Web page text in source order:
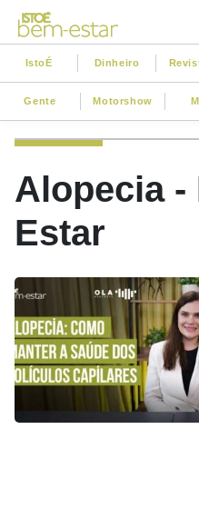
IstoÉ Dinheiro
Gente Motorshow
Alopecia -
Estar